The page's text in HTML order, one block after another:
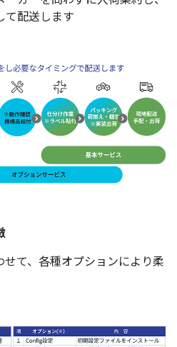
て配送します
て、各種オプションにより柔